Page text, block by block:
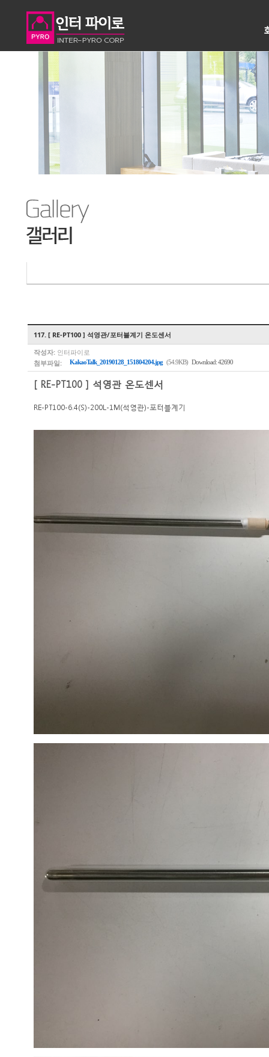
117. [ RE-PT100 ] 석영관/포터블계기 온도센서
작성자: 인터파이로
첨부파일:
KakaoTalk_20190128_151804204.jpg (54.9KB) Download: 42690
[ RE-PT100 ] 석영관 온도센서
RE-PT100-6.4(S)-200L-1M(석영관)-포터블계기